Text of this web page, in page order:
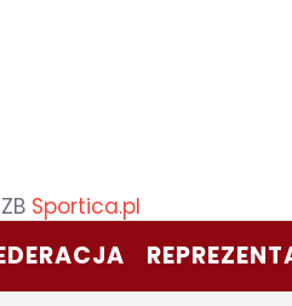
Sportica.pl